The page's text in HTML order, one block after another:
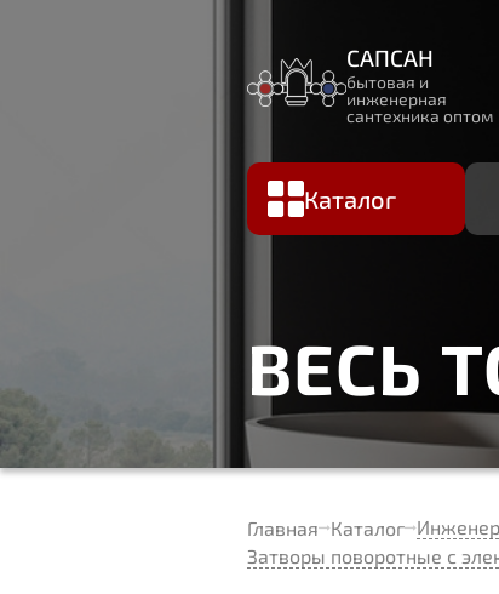
САПСАН
бытовая и
инженерная
сантехника оптом
Каталог
ВЕСЬ
Главная Каталог
Затворы поворотные с